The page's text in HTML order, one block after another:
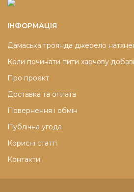
ІНФОРМАЦІЯ
Дамаська троянда джерело
Коли починати пити харчову
Про проект
Доставка та оплата
Повернення і обмін
Публічна угода
Корисні статті
Контакти